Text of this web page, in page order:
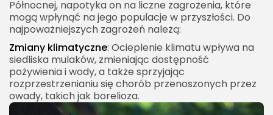
Północnej, napotyka on na liczne zagrożenia, które
mogą wpłynąć na jego populacje w przyszłości. Do
najpoważniejszych zagrożeń należą:
Zmiany klimatyczne: Ocieplenie klimatu wpływa na
siedliska mulaków, zmieniając dostępność
pożywienia i wody, a także sprzyjając
rozprzestrzenianiu się chorób przenoszonych przez
owady, takich jak borelioza.